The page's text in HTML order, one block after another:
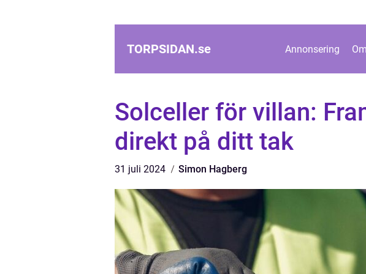
TORPSIDAN.se Annonsering
Solceller för villan:
direkt på ditt tak
31 juli 2024 Simon Hagberg